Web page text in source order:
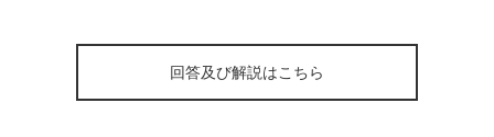
回答及び解説はこちら